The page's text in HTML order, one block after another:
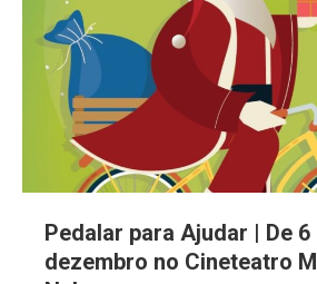
Pedalar para Ajudar | De 6
dezembro no Cineteatro